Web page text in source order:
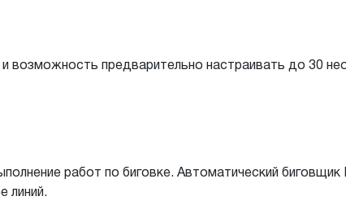
возможность предварительно настраивать до 30
работ по биговке. Автоматический биговщик
линий.